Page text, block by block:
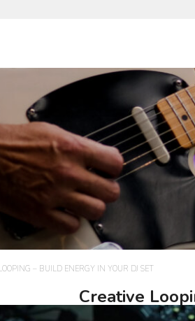
– BUILD ENERGY IN YOUR DJ SET
Creative